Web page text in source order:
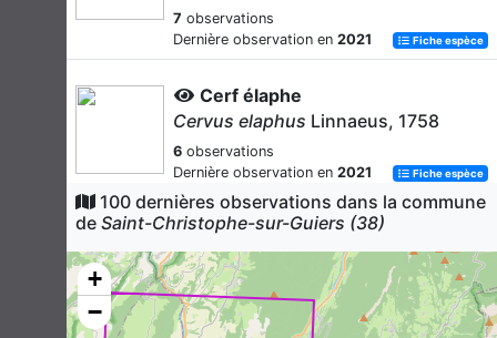
7 observations
Dernière observation en 2021 Fiche espèce
Cerf élaphe
Cervus elaphus Linnaeus, 1758
6 observations
Dernière observation en 2021 Fiche espèce
Écureuil roux
Sciurus vulgarisLinnaeus, 1758
6observations
Dernière observation en2021 Fiche espèce
100 dernières observations dans la commune
de Saint-Christophe-sur-Guiers (38)
+
−